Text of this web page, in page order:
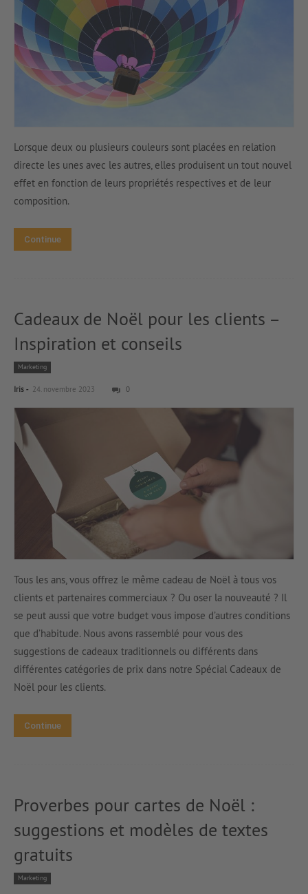
Lorsque deux ou plusieurs couleurs sont placées en relation
directe les unes avec les autres, elles produisent un tout nouvel
effet en fonction de leurs propriétés respectives et de leur
composition.
Continue
Cadeaux de Noël pour les clients –
Inspiration et conseils
Marketing
Iris - 24. novembre 2023 0
Tous les ans, vous offrez le même cadeau de Noël à tous vos
clients et partenaires commerciaux ? Ou oser la nouveauté ? Il
se peut aussi que votre budget vous impose d’autres conditions
que d’habitude. Nous avons rassemblé pour vous des
suggestions de cadeaux traditionnels ou différents dans
différentes catégories de prix dans notre Spécial Cadeaux de
Noël pour les clients.
Continue
Proverbes pour cartes de Noël :
suggestions et modèles de textes
gratuits
Marketing